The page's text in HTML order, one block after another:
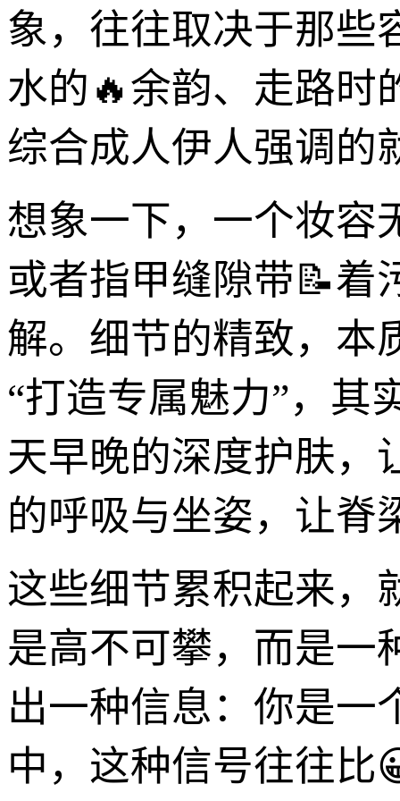
象，往往取决于那些
水的🔥余韵、走路时
综合成人伊人强调的
想象一下，一个妆容
或者指甲缝隙带📝着
解。细节的精致，本
“打造专属魅力”，其
天早晚的深度护肤，
的呼吸与坐姿，让脊
这些细节累积起来，
是高不可攀，而是一
出一种信息：你是一
中，这种信号往往比